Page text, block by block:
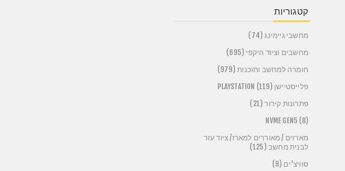
קטגוריות
מחשבי גיימינג (74)
מחשבים וציוד היקפי (695)
חומרה למחשב ותוכנות (979)
פלייסטיישן PLAYSTATION (119)
פתרונות קירור (21)
NVME GEN5 (8)
מארזים / מאוררים למארז/ ציוד עזר
לבנית מחשב (125)
סוויצ'ים (9)